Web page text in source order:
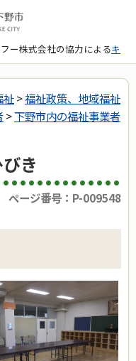
ー株式会社の協力によるキ
祉>福祉政策、地域福祉
>下野市内の福祉事業者
き
ページ番号：P-009548